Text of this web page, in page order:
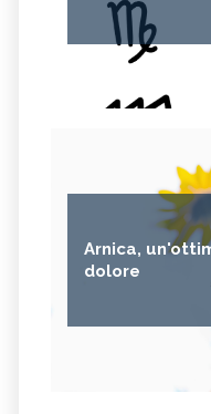
Arnica,
dolore